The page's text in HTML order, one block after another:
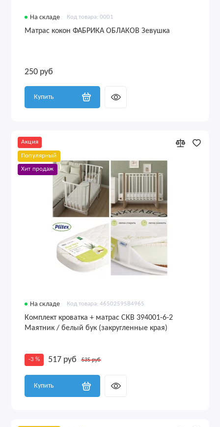
На складе Код товара: 0001
Матрас кокон ФАБРИКА ОБЛАКОВ Зевушка
250 руб
Купить
Акция
Популярный
Хит продаж
На складе Код товара: 4650259584965
Комплект кроватка + матрас СКВ 394001-6-2
Маятник / белый бук (закругленные края)
-3 % 517 руб 535 руб
Купить